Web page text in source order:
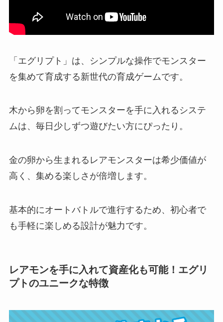
「エグリプト」は、シンプルな操作でモンスター
を集めて育成する新世代の育成ゲームです。
木から卵を割ってモンスターを手に入れるシステ
ムは、毎日少しずつ遊びたい方にぴったり。
金の卵から生まれるレアモンスターは希少価値が
高く、集める楽しさが倍増します。
基本的にオートバトルで進行するため、初心者で
も手軽に楽しめる設計が魅力です。
レアモンを手に入れて資産化も可能！エグリ
プトのユニークな特徴